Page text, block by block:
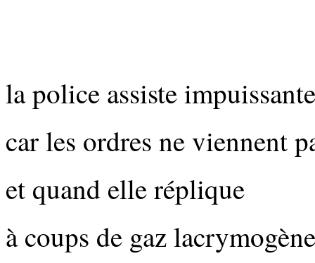
la police assiste impuissante
car les ordres ne viennent
et quand elle réplique
à coups de gaz